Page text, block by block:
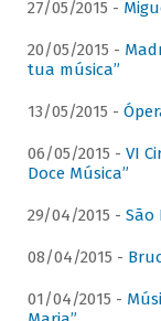
27/05/2015 -
20/05/2015 -
tua música”
13/05/2015 -
06/05/2015 - VI
Doce Música”
29/04/2015 - São
08/04/2015 -
01/04/2015 -